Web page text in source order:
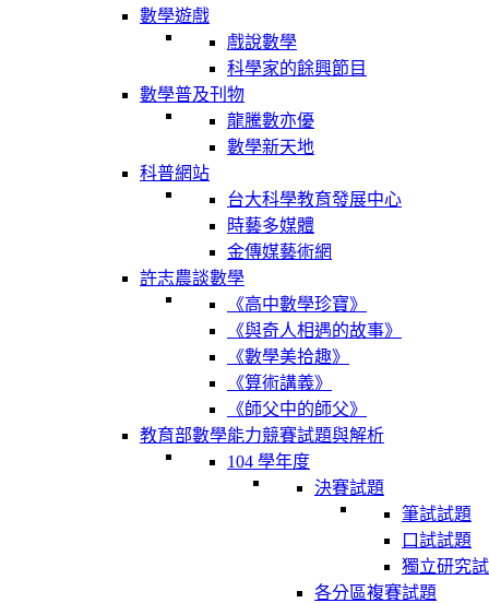
數學遊戲
戲說數學
科學家的餘興節目
數學普及刊物
龍騰數亦優
數學新天地
科普網站
台大科學教育發展中心
時藝多媒體
金傳媒藝術網
許志農談數學
《高中數學珍寶》
《與奇人相遇的故事》
《數學美拾趣》
《算術講義》
《師父中的師父》
教育部數學能力競賽試題與解析
104 學年度
決賽試題
筆試試題
口試試題
獨立研究
各分區複賽試題